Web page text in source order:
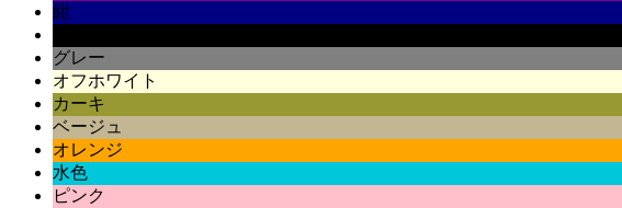
紺
グレー
オフホワイト
カーキ
ベージュ
オレンジ
水色
ピンク